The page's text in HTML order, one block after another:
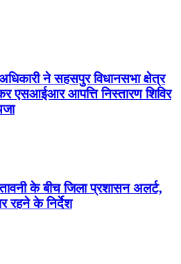
अधिकारी ने सहसपुर विधानसभा क्षेत्र
एसआईआर आपत्ति निस्तारण शिविर
के बीच जिला प्रशासन अलर्ट,
रहने के निर्देश